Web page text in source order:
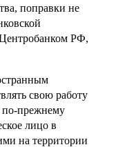
поправки не
Центробанком РФ,
свою работу
по-прежнему
лицо в
на территории